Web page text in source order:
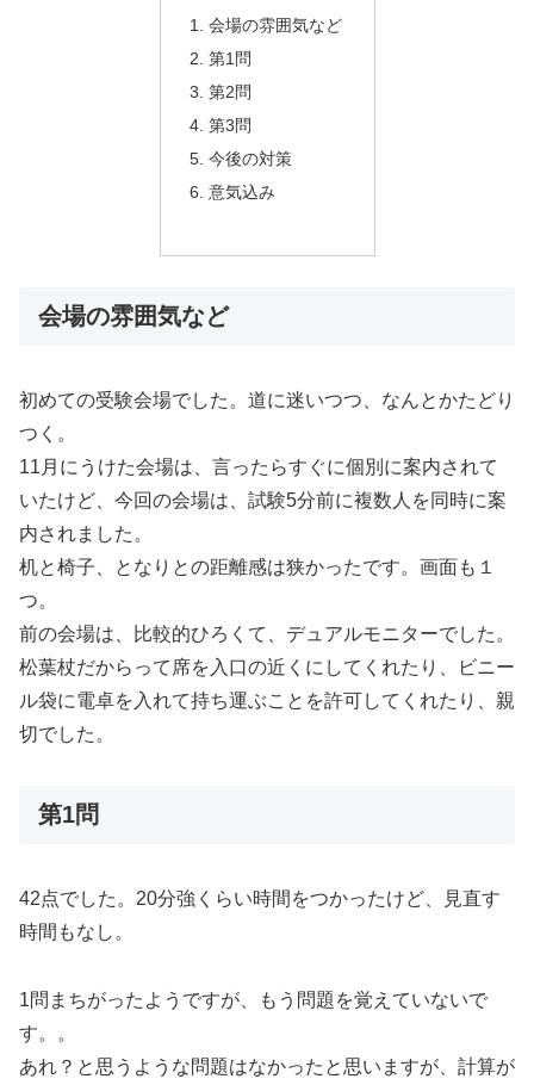
会場の雰囲気など
第1問
第2問
第3問
今後の対策
意気込み
会場の雰囲気など
初めての受験会場でした。道に迷いつつ、なんとかたどり
つく。
11月にうけた会場は、言ったらすぐに個別に案内されて
いたけど、今回の会場は、試験5分前に複数人を同時に案
内されました。
机と椅子、となりとの距離感は狭かったです。画面も１
つ。
前の会場は、比較的ひろくて、デュアルモニターでした。
松葉杖だからって席を入口の近くにしてくれたり、ビニー
ル袋に電卓を入れて持ち運ぶことを許可してくれたり、親
切でした。
第1問
42点でした。20分強くらい時間をつかったけど、見直す
時間もなし。
1問まちがったようですが、もう問題を覚えていないで
す。。
あれ？と思うような問題はなかったと思いますが、計算が